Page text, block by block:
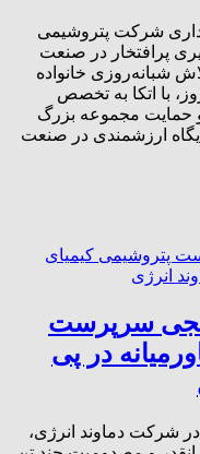
شرکت پتروشیمی
پرافتخار در صنعت
شبانه‌روزی خانواده
با اتکا به تخصص
و حمایت مجموعه بزرگ
ارزشمندی در صنعت
سرپرست
در پی
شرکت دماوند انرژی،